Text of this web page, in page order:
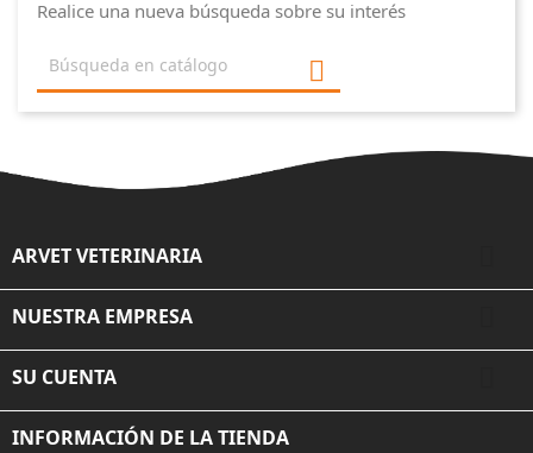
Realice una nueva búsqueda sobre su interés

ARVET VETERINARIA
NUESTRA EMPRESA
SU CUENTA
INFORMACIÓN DE LA TIENDA